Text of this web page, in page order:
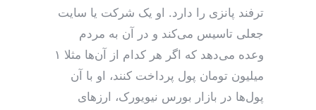
ترفند پانزی را دارد. او یک شرکت یا سایت
جعلی تاسیس می‌کند و در آن به مردم
وعده می‌دهد که اگر هر کدام از آن‌ها مثلا ۱
میلیون تومان پول پرداخت کنند، او با آن
پول‌ها در بازار بورس نیویورک، ارزهای